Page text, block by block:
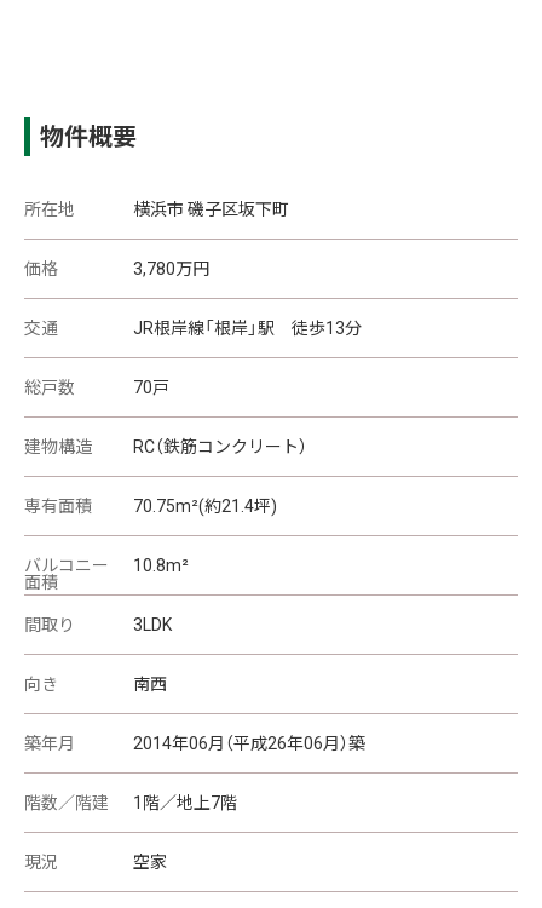
物件概要
所在地 横浜市 磯子区坂下町
価格 3,780万円
交通 JR根岸線「根岸」駅 徒歩13分
総戸数 70戸
建物構造 RC（鉄筋コンクリート）
専有面積 70.75m²(約21.4坪)
バルコニー
面積
10.8m²
間取り 3LDK
向き 南西
築年月 2014年06月（平成26年06月）築
階数／階建 1階／地上7階
現況 空家